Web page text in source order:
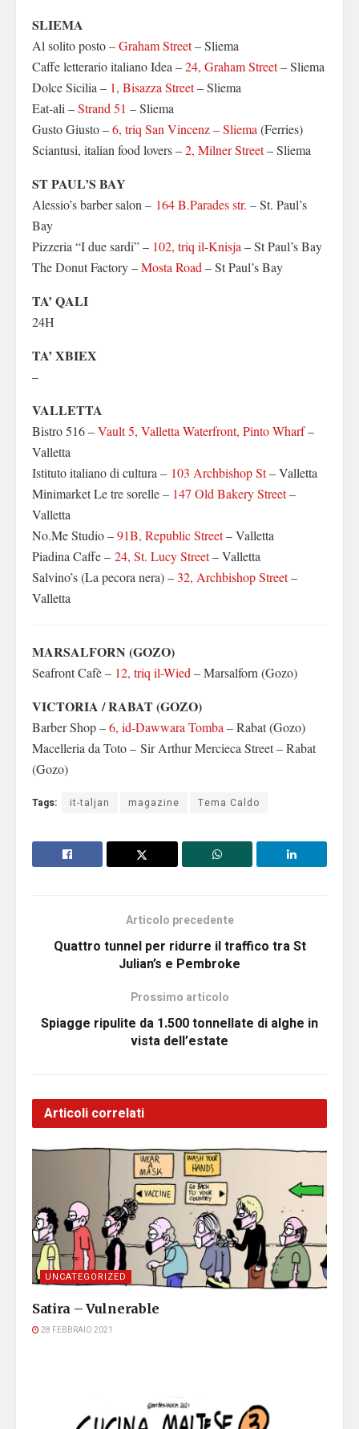
SLIEMA
Al solito posto –Graham Street– Sliema
Caffe letterario italiano Idea –24, Graham Street– Sliema
Dolce Sicilia – 1, Bisazza Street– Sliema
Eat-ali –Strand 51 – Sliema
Gusto Giusto –6, triq San Vincenz – Sliema (Ferries)
Sciantusi, italian food lovers –2, Milner Street– Sliema
ST PAUL’S BAY
Alessio’s barber salon – 164 B.Parades str. – St. Paul’s
Bay
Pizzeria “I due sardi” – 102, triq il-Knisja – St Paul’s Bay
The Donut Factory –Mosta Road – St Paul’s Bay
TA’ QALI
24H
TA’ XBIEX
–
VALLETTA
Bistro 516 –Vault 5, Valletta Waterfront, Pinto Wharf–
Valletta
Istituto italiano di cultura – 103 Archbishop St– Valletta
Minimarket Le tre sorelle – 147 Old Bakery Street–
Valletta
No.Me Studio –91B, Republic Street– Valletta
Piadina Caffe – 24, St. Lucy Street– Valletta
Salvino’s (La pecora nera) – 32, Archbishop Street–
Valletta
MARSALFORN (GOZO)
Seafront Cafè – 12, triq il-Wied – Marsalforn (Gozo)
VICTORIA / RABAT (GOZO)
Barber Shop –6, id-Dawwara Tomba – Rabat (Gozo)
Macelleria da Toto – Sir Arthur Mercieca Street – Rabat
(Gozo)
Tags: it-taljan magazine Tema Caldo
Articolo precedente
Quattro tunnel per ridurre il traffico tra St
Julian’s e Pembroke
Prossimo articolo
Spiagge ripulite da 1.500 tonnellate di alghe in
vista dell’estate
Articoli correlati
UNCATEGORIZED
Satira – Vulnerable
28 FEBBRAIO 2021